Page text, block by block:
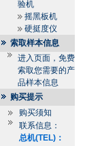
验机
摇黑板机
硬挺度仪
索取样本信息
进入页面，免费
索取您需要的产
品样本信息
购买提示
购买须知
联系信息：
总机(TEL)：